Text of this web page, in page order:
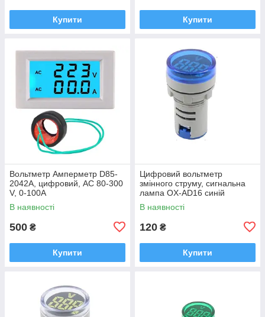
Купити Купити
Вольтметр Амперметр D85-
2042A, цифровий, AC 80-300
V, 0-100A
В наявності
500 ₴
Купити
Цифровий вольтметр
змінного струму, сигнальна
лампа OX-AD16 синій
В наявності
120 ₴
Купити